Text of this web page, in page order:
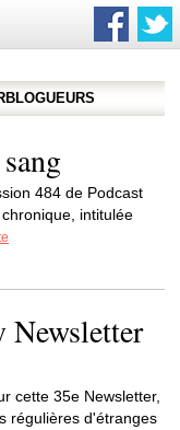
484 de Podcast
intitulée
Newsletter
cette 35e Newsletter,
régulières d'étranges